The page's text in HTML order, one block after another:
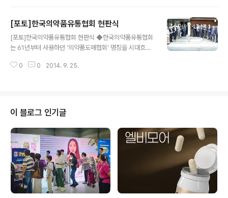
한약사회장이 축사를 하고 있다. ◆남상규 대회 운영위원
장이 제 1회 대회부터 5회대회까지 경과 보고를 하고 있다.
◆황치엽 의약품유통협회장이 박영관 세종병원 회장에게
황치엽 의약품 유통협회장이 김광훈 소아당뇨인협회장에
[포토]한국의약품유통협회 현판식
[포토]한국의약품유통협회 현판식 ◆한국의약품유통협회
는 61년부터 사용하던 '의약품도매협회' 명칭을 시대흐름
의약품유통협회로 명칭을 변경, 지난 9월24일 현판식을
0 0 2014. 9. 25.
이 블로그 인기글